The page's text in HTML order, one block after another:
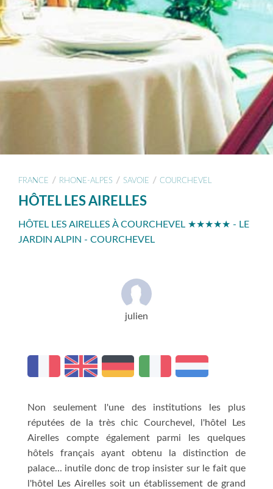
FRANCE / RHONE-ALPES / SAVOIE / COURCHEVEL
HÔTEL LES AIRELLES
HÔTEL LES AIRELLES À COURCHEVEL ★★★★★ - LE
JARDIN ALPIN - COURCHEVEL
julien
Non seulement l'une des institutions les plus
réputées de la très chic Courchevel, l'hôtel Les
Airelles compte également parmi les quelques
hôtels français ayant obtenu la distinction de
palace... inutile donc de trop insister sur le fait que
l'hôtel Les Airelles soit un établissement de grand